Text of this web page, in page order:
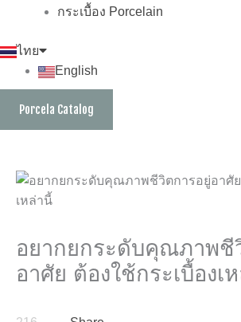
กระเบื้อง Porcelain
ไทย
English
Porcela Catalog
อยากยกระดับคุณภาพชี
อาศัย ต้องใช้กระเบื้องเ